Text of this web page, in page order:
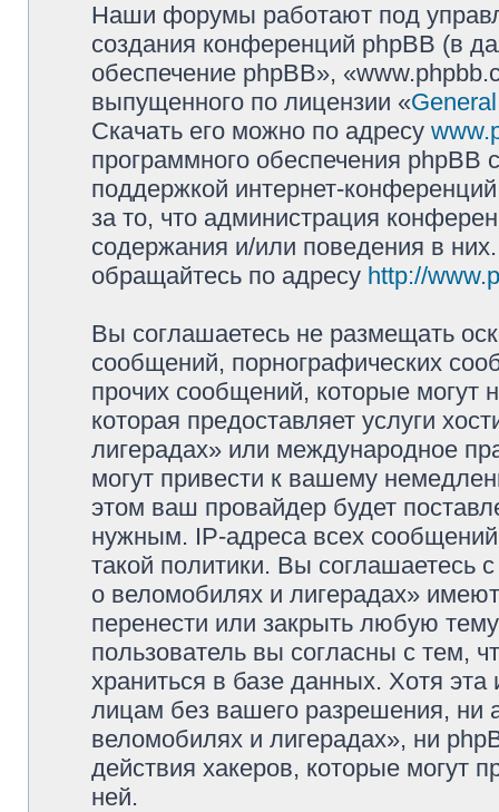
Наши форумы работают под
создания конференций phpBB (в
обеспечение phpBB»,
выпущенного по лицензии «
Скачать его можно по адресу
программного обеспечения phpBB
поддержкой интернет-
за то, что администрация
содержания и/или поведения в
обращайтесь по адресу http://
Вы соглашаетесь не размещать
сообщений, порнографических
прочих сообщений, которые могут
которая предоставляет услуги
лигерадах» или международное
могут привести к вашему
этом ваш провайдер будет
нужным. IP-адреса всех
такой политики. Вы
о веломобилях и лигерадах»
перенести или закрыть любую
пользователь вы согласны с тем,
храниться в базе данных. Хотя
лицам без вашего разрешения, ни
веломобилях и лигерадах», ни
действия хакеров, которые могут
ней.